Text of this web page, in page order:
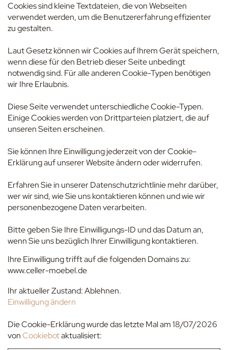
Cookies sind kleine Textdateien, die von Webseiten
verwendet werden, um die Benutzererfahrung effizienter
zu gestalten.
Laut Gesetz können wir Cookies auf Ihrem Gerät speichern,
wenn diese für den Betrieb dieser Seite unbedingt
notwendig sind. Für alle anderen Cookie-Typen benötigen
wir Ihre Erlaubnis.
Diese Seite verwendet unterschiedliche Cookie-Typen.
Einige Cookies werden von Drittparteien platziert, die auf
unseren Seiten erscheinen.
Sie können Ihre Einwilligung jederzeit von der Cookie-
Erklärung auf unserer Website ändern oder widerrufen.
Erfahren Sie in unserer Datenschutzrichtlinie mehr darüber,
wer wir sind, wie Sie uns kontaktieren können und wie wir
personenbezogene Daten verarbeiten.
Bitte geben Sie Ihre Einwilligungs-ID und das Datum an,
wenn Sie uns bezüglich Ihrer Einwilligung kontaktieren.
Ihre Einwilligung trifft auf die folgenden Domains zu:
www.celler-moebel.de
Ihr aktueller Zustand: Ablehnen.
Einwilligung ändern
Die Cookie-Erklärung wurde das letzte Mal am 18/07/2026
vonCookiebotaktualisiert: